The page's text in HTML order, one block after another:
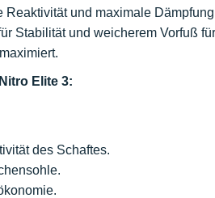
und maximale
Stabilität und weicherem Vorfuß
Elite 3:
des Schaftes.